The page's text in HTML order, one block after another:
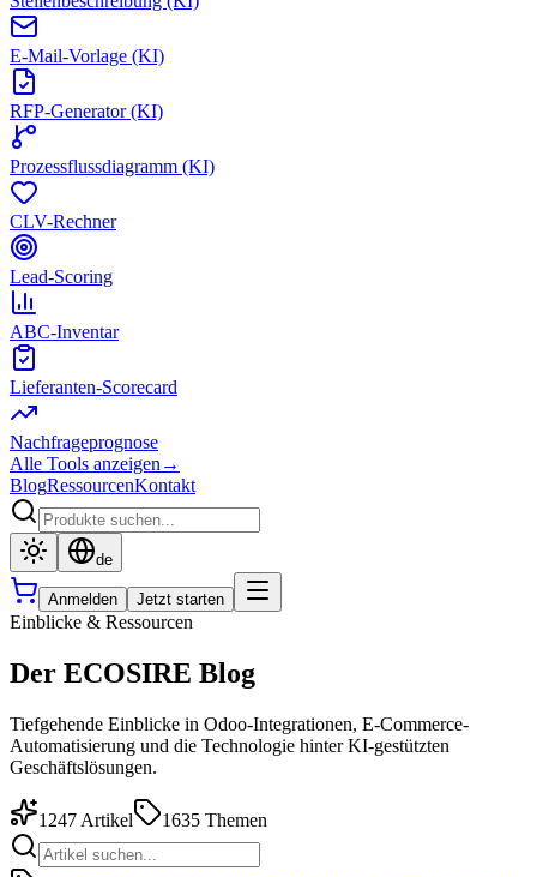
E-Mail-Vorlage (KI)
RFP-Generator (KI)
Prozessflussdiagramm (KI)
CLV-Rechner
Lead-Scoring
ABC-Inventar
Lieferanten-Scorecard
Nachfrageprognose
Alle Tools anzeigen →
BlogRessourcenKontakt
de
Anmelden Jetzt starten
Einblicke & Ressourcen
Der ECOSIRE Blog
Tiefgehende Einblicke in Odoo-Integrationen, E-Commerce-
Automatisierung und die Technologie hinter KI-gestützten
Geschäftslösungen.
1247 Artikel 1635 Themen